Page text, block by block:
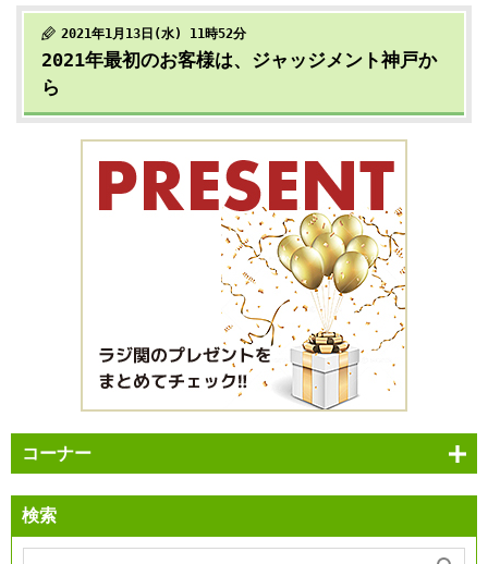
2021年1月13日(水) 11時52分
2021年最初のお客様は、ジャッジメント神戸か
ら
コーナー
検索